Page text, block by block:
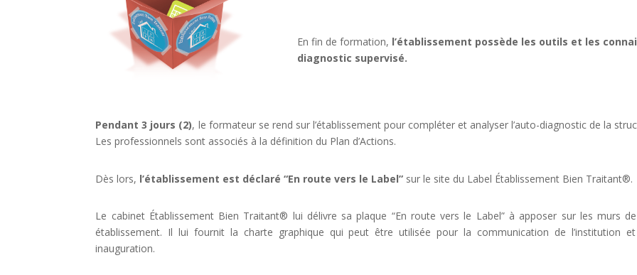
En fin de formation, l’établissement possède les outils et les
diagnostic supervisé.
Pendant 3 jours (2), le formateur se rend sur l’établissement pour compléter et analyserl’auto-diagnostic de la
Lesprofessionnels sont associés àla définition du Plan d’Actions.
Dèslors, l’établissement est déclaré “En route vers le Label” sur le site du Label Établissement Bien Traitant®.
Le cabinet Établissement Bien Traitant® lui délivre saplaque “En routeversle Label” à apposer sur lesmurs
établissement. Il lui fournit la charte graphique quipeut êtreutiliséepour la communication de l’institution
inauguration.